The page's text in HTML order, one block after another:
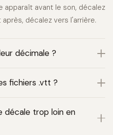
apparaît avant le son, décalez
décalez vers l'arrière.
décimale ?
fichiers .vtt ?
décale trop loin en